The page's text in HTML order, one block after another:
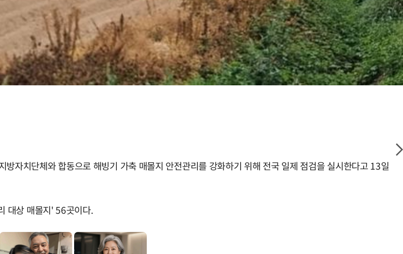
자치단체와 합동으로 해빙기 가축 매몰지 안전관리를 강화하기 위해 전국 일제 점검을 실시한다고 13일
대상 매몰지' 56곳이다.